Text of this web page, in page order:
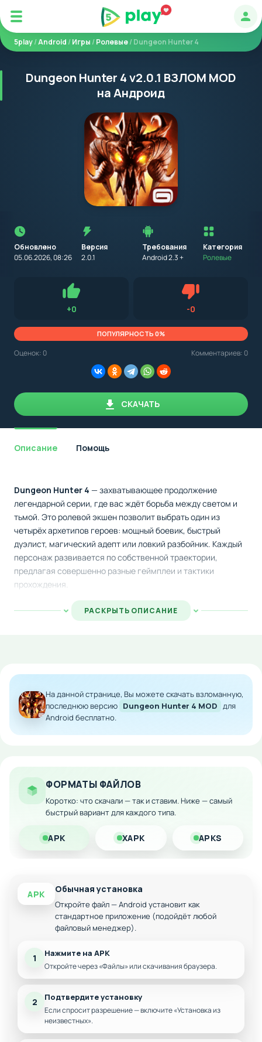
5play/Android /Игры /Ролевые/ Dungeon Hunter 4
Dungeon Hunter 4 v2.0.1 ВЗЛОМ MOD
на Андроид
Обновлено
05.06.2026, 08:26
Версия
2.0.1
Требования
Android 2.3 +
установкой
приложения
на
устройство
с
указываем
минимальные
необходимые
Категория
Ролевые
обращать внимание на установленную версию Android
OS. Мы указываем минимально необходимую версию для
+0Нравится -0Не нравится
ПОПУЛЯРНОСТЬ 0%
Оценок: 0 Комментариев: 0
СКАЧАТЬ
Описание Помощь
Dungeon Hunter 4 — захватывающее продолжение
легендарной серии, где вас ждёт борьба между светом и
тьмой. Это ролевой экшен позволит выбрать один из
четырёх архетипов героев: мощный боевик, быстрый
дуэлист, магический адепт или ловкий разбойник. Каждый
персонаж развивается по собственной траектории,
предлагая совершенно разные геймплеи и тактики
прохождения.
Система совершенствования экипировки позволяет
собирать трофеи с поражённых врагов и превращать
гарантируют множество часов развлечений. Визуальное
магические взрывы, сверкание оружия о панцири чудовищ,
сияние сокровищ в подземных хранилищах создают
отличиями, что делает путешествие по опасным локациям
по-настоящему живым и увлекательным.
Особенности мода:
Бесконечные финансовые ресурсы для развития
Доступ ко всем премиальным предметам без
траты реальных средств
Беспрепятственное развитие навыков и
способностей
РАСКРЫТЬ ОПИСАНИЕ
На данной странице, Вы можете скачать взломанную,
последнюю версию Dungeon Hunter 4 MOD для
Android бесплатно.
ФОРМАТЫ ФАЙЛОВ
Коротко: что скачали — так и ставим. Ниже — самый
быстрый вариант для каждого типа.
APK XAPK APKS
APK Обычная установка
Откройте файл — Android установит как
стандартное приложение (подойдёт любой
файловый менеджер).
1 Нажмите на APK
Откройте через «Файлы» или скачивания браузера.
2 Подтвердите установку
Если спросит разрешение — включите «Установка из
неизвестных».